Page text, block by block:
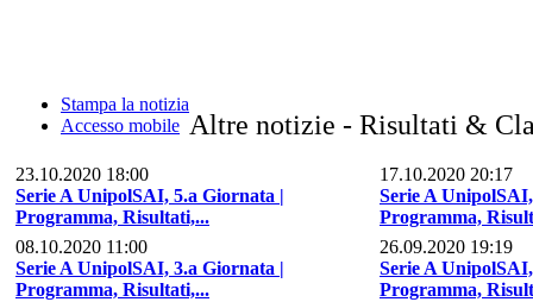
Stampa la notizia
Accesso mobile Altre notizie - Risultati &
23.10.2020 18:00
Serie A UnipolSAI, 5.a Giornata |
Programma, Risultati,...
17.10.2020 20:17
Serie A
Programma,
08.10.2020 11:00
Serie A UnipolSAI, 3.a Giornata |
Programma, Risultati,...
26.09.2020 19:19
Serie A
Programma,